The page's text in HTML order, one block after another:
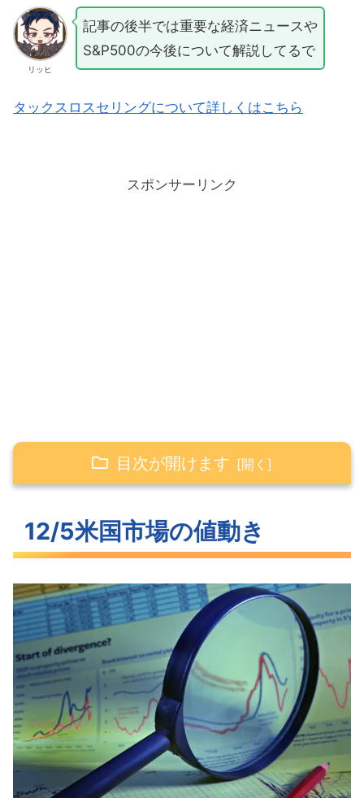
リッヒ
記事の後半では重要な経済ニュースや
S&P500の今後について解説してるで
タックスロスセリングについて詳しくはこちら
スポンサーリンク
目次が開けます
ズルズルと下落していった米主要3指数
反転したVIX
S&P500ヒートマップ
セクター別パフォーマンス
トレンドラインに押し返されたS&P500
米国市場のトピックス
予想に反して上昇したISM非製造業景気
指数
12/5米国市場の値動き